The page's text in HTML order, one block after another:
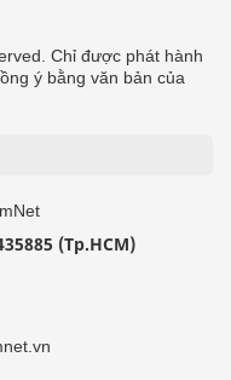
Chỉ được phát hành
ý bằng văn bản của
(Tp.HCM)